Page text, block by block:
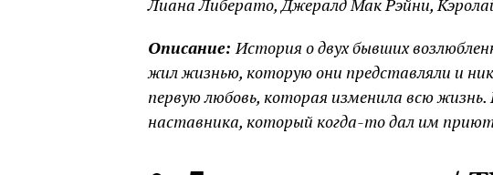
Лиана Либерато, Джералд Мак Рэйни,
Описание:История о двух бывших
жил жизнью, которую они представляли и
первую любовь, которая изменила всю
наставника, который когда-то дал им